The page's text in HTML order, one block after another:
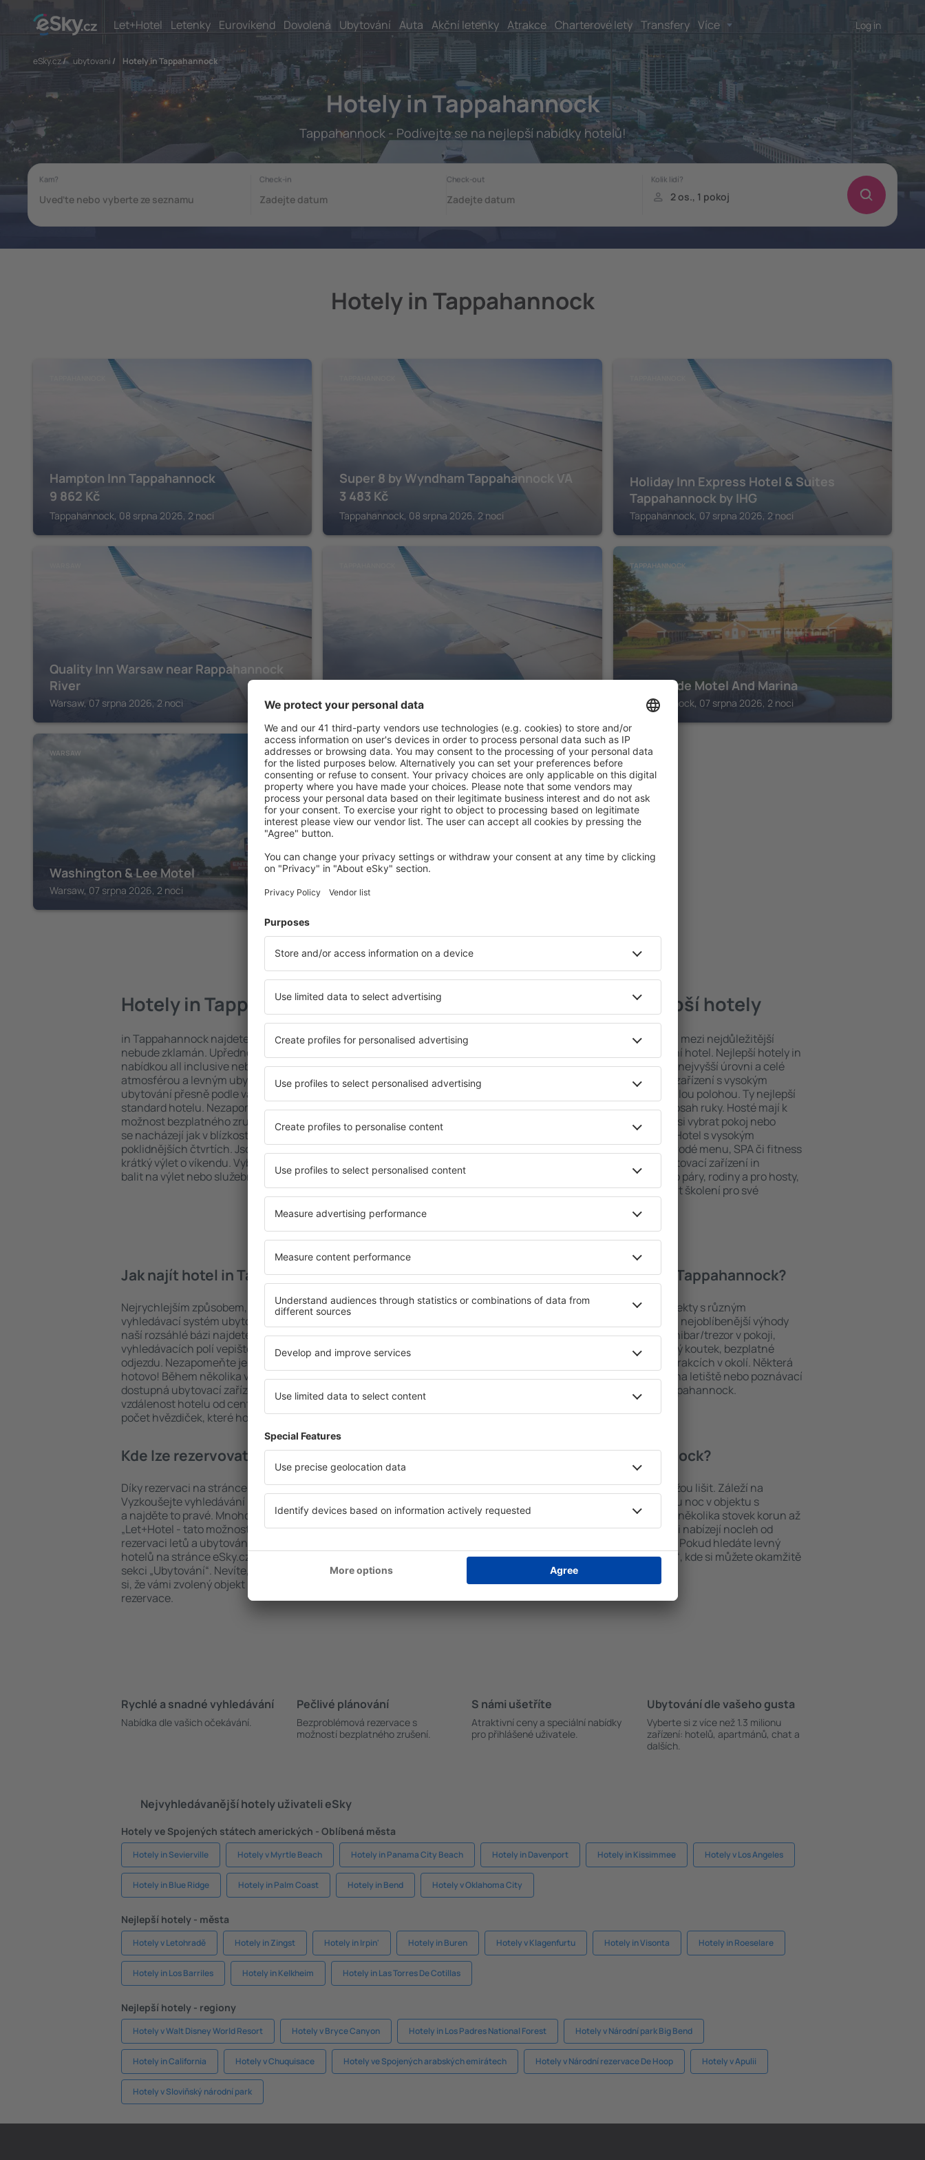
Let+Hotel Letenky Eurovíkend Dovolená Ubytování Auta Akční letenky Atrakce Charterové lety Transfery Více Log in
eSky.cz/ ubytovani / Hotely in Tappahannock
Hotely in Tappahannock
Tappahannock - Podívejte se na nejlepší nabídky hotelů!
Hotely in Tappahannock
Hampton Inn Tappahannock
9 862 Kč
Tappahannock, 08 srpna 2026, 2 noci
Super 8 by Wyndham Tappahannock VA
3 483 Kč
Tappahannock, 08 srpna 2026, 2 noci
Holiday Inn Express Hotel & Suites
Tappahannock by IHG
Tappahannock, 07 srpna 2026, 2 noci
Quality Inn Warsaw near Rappahannock
River
Warsaw, 07 srpna 2026, 2 noci
Days Inn by Wyndham Tappahannock
Tappahannock, 07 srpna 2026, 2 noci
TAPPAHANNOCK
Southside Motel And Marina
Tappahannock, 07 srpna 2026, 2 noci
WARSAW
Washington & Lee Motel
Warsaw, 07 srpna 2026, 2 noci
Zobrazit více hotelů in Tappahannock
Hotely in Tappahannock
in Tappahannock najdete celou řadu hotelů. Žádný návštěvník
nebude zklamán. Upřednostňujete hotel na vysoké úrovni a
nabídkou all inclusive nebo hledáte spíše místa s poklidnou
atmosférou a levným ubytováním? in Tappahannock na vás čeká
ubytování přesně podle vašich představ! Stačí zvolit polohu a
standard hotelu. Nezapomeňte zkontrolovat způsob platby a
možnost bezplatného zrušení rezervace. Hotely in Tappahannock
se nacházejí jak v blízkosti nejpopulárnějších atrakcí, tak i v
poklidnějších čtvrtích. Jsou jako stvořené na delší pobyt ale i
krátký výlet o víkendu. Vyberte hotel přesně pro vás a začněte se
balit na výlet nebo služební cestu už dnes!
Tappahannock – nejlepší hotely
Komplexní služby a výhodná poloha patří mezi nejdůležitější
kritéria, která musí splnit každý exklusivní hotel. Nejlepší hotely in
Tappahannock jsou zárukou obsluhy na nejvyšší úrovni a celé
řady dalších výhod pro hosty. Ubytovací zařízení s vysokým
standardem se mohou pochlubit dokonalou polohou. Ty nejlepší
atrakce in Tappahannock tak máte na dosah ruky. Hosté mají k
dispozici i bezplatné parkování a mohou si vybrat pokoj nebo
apartmán přesně podle svých představ. Hotel s vysokým
standardem znamená mimo jiné i různorodé menu, SPA či fitness
areál nebo atrakce pro děti. Nejlepší ubytovací zařízení in
Tappahannock jsou skvělým řešením pro páry, rodiny a pro hosty,
kteří cestují služebně nebo chtějí pořádat školení pro své
Jak najít hotel in Tappahannock?
Nejrychlejším způsobem, jak najít hotel in Tappahannock, je
vyhledávací systém ubytovacích zařízení na stránce eSky. Díky
naší rozsáhlé bázi najdete přesně to, co hledáte. Do
vyhledávacích polí vepište cíl cesty a vyberte data příjezdu a
odjezdu. Nezapomeňte ještě uvést počet hostů a pokojů. A máte
hotovo! Během několika vteřin se před vámi objeví všechna
dostupná ubytovací zařízení. Snadno si pak můžete ověřit
vzdálenost hotelu od centra, způsob platby za ubytování nebo
počet hvězdiček, které hotel obdržel od předchozích návštěvníků.
Jaké zařízení nabízí hotely in Tappahannock?
Hotely in Tappahannock se řadí mezi objekty s různým
standardem a vybavením pro hosty. Mezi nejoblíbenější výhody
patří např. bezplatné wi-fi, SPA areál, minibar/trezor v pokoji,
konferenční centrum, restaurace, dětský koutek, bezplatné
parkování a také informační brožury o atrakcích v okolí. Některá
ubytovací zařízení nabízejí i transport z/na letiště nebo poznávací
výlety po historických památkách in Tappahannock.
Kde lze rezervovat hotel in Tappahannock?
Díky rezervaci na stránce eSky.cz ušetříte čas i peníze.
Vyzkoušejte vyhledávání ubytovacích zařízení in Tappahannock
a najděte to pravé. Mnoho cestovatelů si oblíbilo i možnost
„Let+Hotel - tato možnost šetří čas a umožňuje okamžitou
rezervaci letů a ubytování. Vyhledávání a rezervace levných
hotelů na stránce eSky.cz jsou dostupné na hlavní stránce v
sekci „Ubytování“. Nevíte, zda se plánovaný let uskuteční? Ověřte
si, že vámi zvolený objekt nabízí možnost bezplatného zrušení
rezervace.
Kolik stojí hotel in Tappahannock?
Ceny za nocleh in Tappahannock se můžou lišit. Záleží na
standardu a poloze hotelu. Cena za jednu noc v objektu s
průměrným standardem se pohybuje od několika stovek korun až
po několik tisíc. Hotely s pěti hvězdičkami nabízejí nocleh od
několika stovek korun až po tisíce korun. Pokud hledáte levný
nocleh, nahlédněte do sekce „Let+Hotel“, kde si můžete okamžitě
zarezervovat ubytování a let.
Rychlé a snadné vyhledávání
Nabídka dle vašich očekávání.
Pečlivé plánování
Bezproblémová rezervace s
možností bezplatného zrušení.
S námi ušetříte
Atraktivní ceny a speciální nabídky
pro přihlášené uživatele.
Ubytování dle vašeho gusta
Vyberte si z více než 1.3 milionu
zařízení: hotelů, apartmánů, chat a
dalších.
Nejvyhledávanější hotely uživateli eSky
Hotely ve Spojených státech amerických - Oblíbená města
Hotely in Sevierville Hotely v Myrtle Beach Hotely in Panama City Beach Hotely in Davenport Hotely in Kissimmee Hotely v Los Angeles
Hotely in Blue Ridge Hotely in Palm Coast Hotely in Bend Hotely v Oklahoma City
Nejlepší hotely - města
Hotely v Letohradě Hotely in Zingst Hotely in Irpin' Hotely in Buren Hotely v Klagenfurtu Hotely in Visonta Hotely in Roeselare
Hotely in Los Barriles Hotely in Kelkheim Hotely in Las Torres De Cotillas
Nejlepší hotely - regiony
Hotely v Walt Disney World Resort Hotely v Bryce Canyon Hotely in Los Padres National Forest Hotely v Národní park Big Bend
Hotely in California Hotely v Chuquisace Hotely ve Spojených arabských emirátech Hotely v Národní rezervace De Hoop Hotely v Apulii
Hotely v Sloviňský národní park